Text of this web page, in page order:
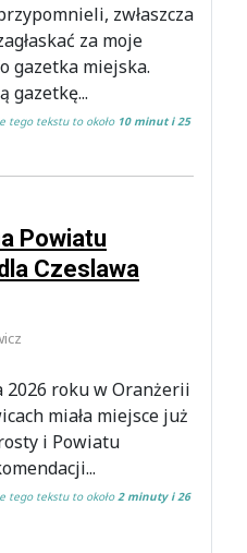
zwłaszcza
za moje
gazetka miejska.
gazetkę...
tego tekstu to około 10 minut i 25
Powiatu
Czeslawa
2026 roku w Oranżerii
miała miejsce już
i Powiatu
tego tekstu to około2 minuty i 26